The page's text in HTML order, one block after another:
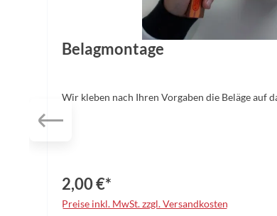
Belagmontage
Wir kleben nach Ihren Vorgaben die Beläge auf
2,00 €*
Preise inkl. MwSt. zzgl. Versandkosten